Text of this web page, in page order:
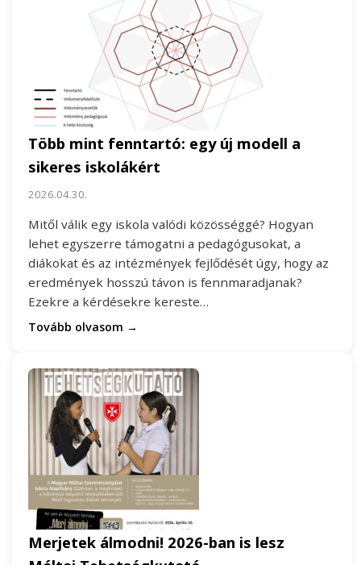
Több mint fenntartó: egy új modell a
sikeres iskolákért
2026.04.30.
Mitől válik egy iskola valódi közösséggé? Hogyan
lehet egyszerre támogatni a pedagógusokat, a
diákokat és az intézmények fejlődését úgy, hogy az
eredmények hosszú távon is fennmaradjanak?
Ezekre a kérdésekre kereste…
Tovább olvasom →
Merjetek álmodni! 2026-ban is lesz